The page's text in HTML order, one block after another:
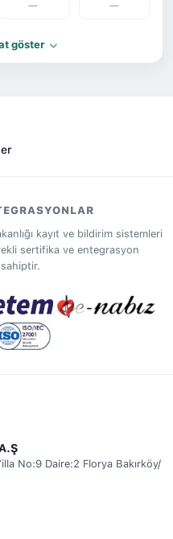
— —
göster
kayıt ve bildirim sistemleri
sertifika ve entegrasyon
sahiptir.
No:9 Daire:2 Florya Bakırköy/